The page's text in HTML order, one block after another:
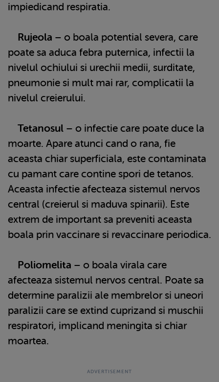
impiedicand respiratia.
Rujeola – o boala potential severa, care
poate sa aduca febra puternica, infectii la
nivelul ochiului si urechii medii, surditate,
pneumonie si mult mai rar, complicatii la
nivelul creierului.
Tetanosul – o infectie care poate duce la
moarte. Apare atunci cand o rana, fie
aceasta chiar superficiala, este contaminata
cu pamant care contine spori de tetanos.
Aceasta infectie afecteaza sistemul nervos
central (creierul si maduva spinarii). Este
extrem de important sa preveniti aceasta
boala prin vaccinare si revaccinare periodica.
Poliomelita – o boala virala care
afecteaza sistemul nervos central. Poate sa
determine paralizii ale membrelor si uneori
paralizii care se extind cuprizand si muschii
respiratori, implicand meningita si chiar
moartea.